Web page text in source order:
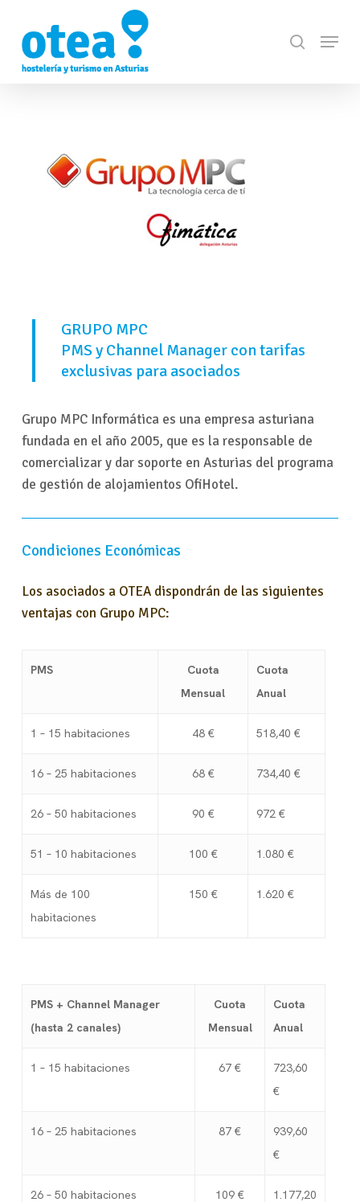
main
search
Menu
GRUPO MPC
PMS y Channel Manager con tarifas
exclusivas para asociados
Grupo MPC Informática es una empresa asturiana
fundada en el año 2005, que es la responsable de
comercializar y dar soporte en Asturias del programa
de gestión de alojamientos OfiHotel.
Condiciones Económicas
Los asociados a OTEA dispondrán de las siguientes
ventajas con Grupo MPC:
PMS
Cuota
Mensual
Cuota
Anual
1 – 15 habitaciones 48 € 518,40 €
16 – 25 habitaciones 68 € 734,40 €
26 – 50 habitaciones 90 € 972 €
51 – 10 habitaciones 100 € 1.080 €
Más de 100
habitaciones
150 € 1.620 €
PMS + Channel Manager
(hasta 2 canales)
Cuota
Mensual
Cuota
Anual
1 – 15 habitaciones 67 €
723,60
€
16 – 25 habitaciones 87 €
939,60
€
26 – 50 habitaciones 109 €
1.177,20
Close